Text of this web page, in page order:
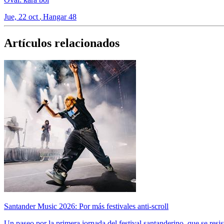
Jue, 22 oct Hangar 48
Artículos relacionados
Santander Music 2026: Por más festivales anti-scroll